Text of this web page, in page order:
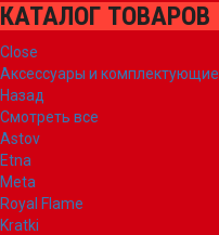
КАТАЛОГ ТОВАРОВ
Close
Аксессуары и комплектующие
Назад
Смотреть все
Astov
Etna
Meta
Royal Flame
Kratki